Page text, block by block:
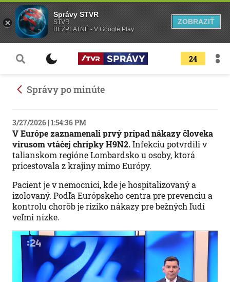
24
Správy po minúte
3/27/2026 | 1:54:36 PM
V Európe zaznamenali prvý prípad nákazy človeka
vírusom vtáčej chrípky H9N2.Infekciu potvrdili v
talianskom regióne Lombardsko u osoby, ktorá
pricestovala z krajiny mimo Európy.
Pacient je v nemocnici, kde je hospitalizovaný a
izolovaný. Podľa Európskeho centra pre prevenciu a
kontrolu chorôb je riziko nákazy pre bežných ľudí
veľmi nízke.
Správy STVR
STVR
BEZPLATNÉ - V Google Play
ZOBRAZIŤ